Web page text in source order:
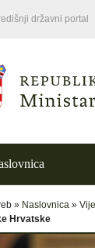
državni portal
» Naslovnica »
Hrvatske